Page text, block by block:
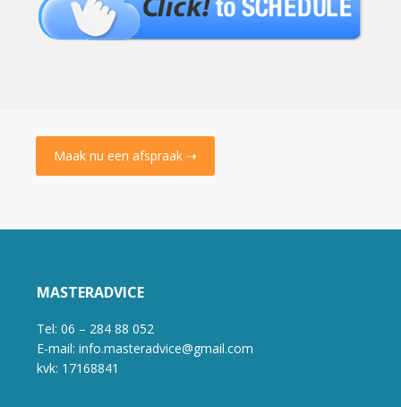
Maak nu een afspraak ⇢
MASTERADVICE
Tel: 06 – 284 88 052
E-mail: info.masteradvice@gmail.com
kvk: 17168841